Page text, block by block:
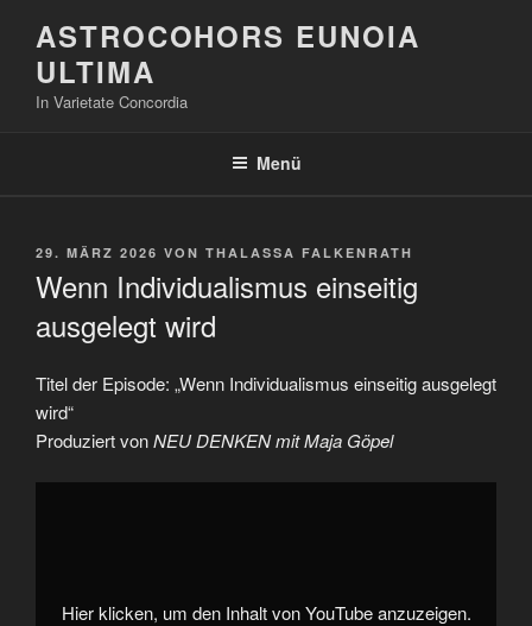
Inhalt
springen
ASTROCOHORS EUNOIA
ULTIMA
In Varietate Concordia
Menü
VERÖFFENTLICHT
29. MÄRZ 2026 VON THALASSA FALKENRATH
Wenn Individualismus einseitig
ausgelegt wird
Titel der Episode: „Wenn Individualismus einseitig ausgelegt
wird“
Produziert vonNEU DENKEN mit Maja Göpel
„Wenn
anzeigen
Hier klicken, um den Inhalt von YouTube anzuzeigen.